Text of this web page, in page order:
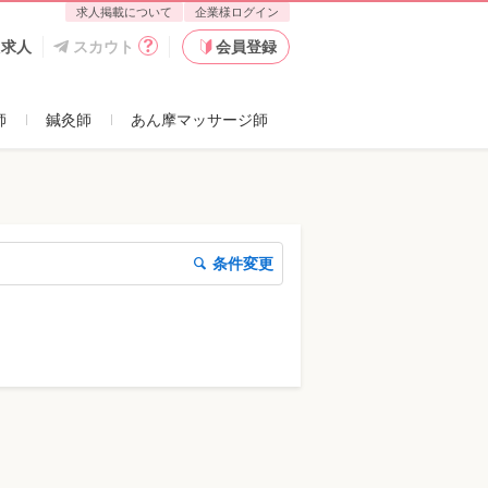
求人掲載について 企業様ログイン
人 スカウト 会員登録
鍼灸師 あん摩マッサージ師
条件変更